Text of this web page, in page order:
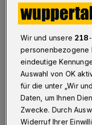
Sparda-
Warmer Regen für
Bank spendet 2.500
07.10.2025 , 18:30 Uhr
Wir und unsere 218
personenbezogene
eindeutige
Auswahl von OK
für die unter „Wir
Daten, um Ihnen
Zwecke. Durch
Widerruf Ihrer